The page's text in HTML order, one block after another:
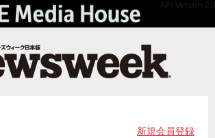
API Version 2.0
新規会員登録